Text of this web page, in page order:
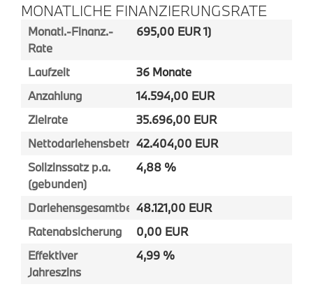
MONATLICHE FINANZIERUNGSRATE
Monatl.-Finanz.-
Rate
695,00 EUR 1)
Laufzeit
36 Monate
Anzahlung
14.594,00 EUR
Zielrate
35.696,00 EUR
Nettodarlehensbetrag42.404,00 EUR
Sollzinssatz p.a.
(gebunden)
4,88 %
Darlehensgesamtbetrag48.121,00 EUR
Ratenabsicherung
0,00 EUR
Effektiver
Jahreszins
4,99 %